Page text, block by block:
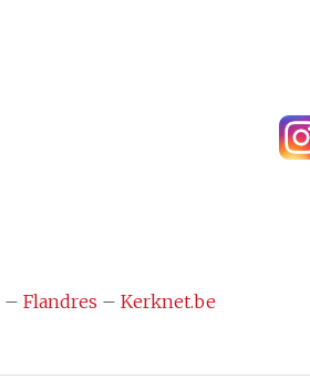
– Flandres – Kerknet.be